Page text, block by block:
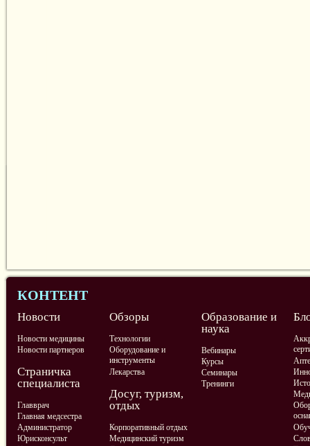
КОНТЕНТ
Новости
Новости медицины
Новости партнеров
Обзоры
Технологии
Оборудование и
инструменты
Лекарства
Образование и
наука
Вебинары
Курсы
Семинары
Тренинги
Страничка
специалиста
Главврач
Главная медсестра
Администратор
Юрисконсульт
Досуг, туризм,
отдых
Корпоративный отдых
Медицинский туризм